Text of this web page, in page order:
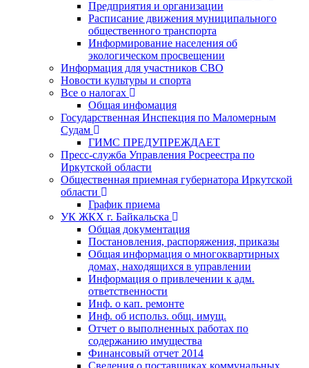
Предприятия и организации
Расписание движения муниципального
общественного транспорта
Информирование населения об
экологическом просвещении
Информация для участников СВО
Новости культуры и спорта
Все о налогах
Общая инфомация
Государственная Инспекция по Маломерным
Судам
ГИМС ПРЕДУПРЕЖДАЕТ
Пресс-служба Управления Росреестра по
Иркутской области
Общественная приемная губернатора Иркутской
области
График приема
УК ЖКХ г. Байкальска
Общая документация
Постановления, распоряжения, приказы
Общая информация о многоквартирных
домах, находящихся в управлении
Информация о привлечении к адм.
ответственности
Инф. о кап. ремонте
Инф. об использ. общ. имущ.
Отчет о выполненных работах по
содержанию имущества
Финансовый отчет 2014
Сведения о поставщиках коммунальных